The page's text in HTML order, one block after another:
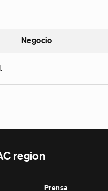
Ordenar
Negocio
region
Prensa